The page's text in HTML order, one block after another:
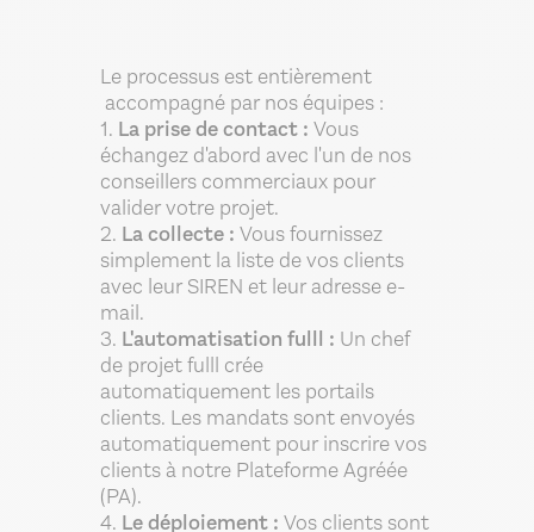
Le processus est entièrement
accompagné par nos équipes :
1. La prise de contact : Vous
échangez d'abord avec l'un de nos
conseillers commerciaux pour
valider votre projet.
2. La collecte : Vous fournissez
simplement la liste de vos clients
avec leur SIREN et leur adresse e-
mail.
3. L'automatisation fulll : Un chef
de projet fulll crée
automatiquement les portails
clients. Les mandats sont envoyés
automatiquement pour inscrire vos
clients à notre Plateforme Agréée
(PA).
4. Le déploiement : Vos clients sont